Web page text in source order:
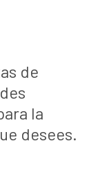
de
la
desees.